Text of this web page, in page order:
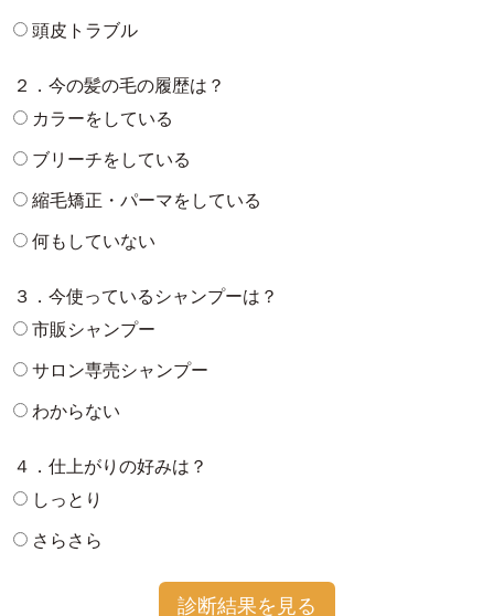
頭皮トラブル
２．今の髪の毛の履歴は？
カラーをしている
ブリーチをしている
縮毛矯正・パーマをしている
何もしていない
３．今使っているシャンプーは？
市販シャンプー
サロン専売シャンプー
わからない
４．仕上がりの好みは？
しっとり
さらさら
診断結果を見る